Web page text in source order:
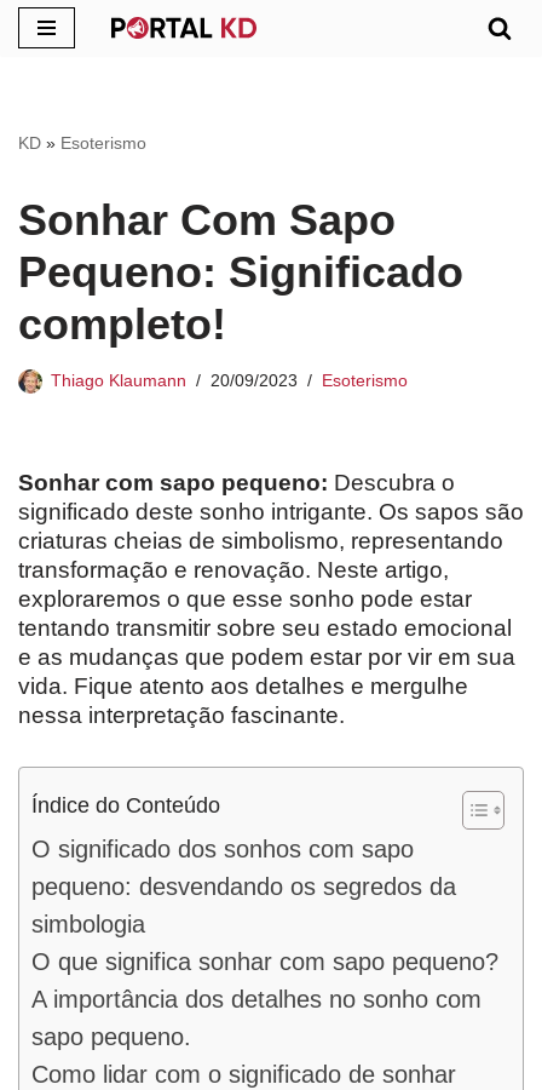
conteúdo
KD » Esoterismo
Sonhar Com Sapo
Pequeno: Significado
completo!
Thiago Klaumann 20/09/2023 Esoterismo
Sonhar com sapo pequeno: Descubra o
significado deste sonho intrigante. Os sapos são
criaturas cheias de simbolismo, representando
transformação e renovação. Neste artigo,
exploraremos o que esse sonho pode estar
tentando transmitir sobre seu estado emocional
e as mudanças que podem estar por vir em sua
vida. Fique atento aos detalhes e mergulhe
nessa interpretação fascinante.
Índice do Conteúdo
O significado dos sonhos com sapo
pequeno: desvendando os segredos da
simbologia
O que significa sonhar com sapo pequeno?
A importância dos detalhes no sonho com
sapo pequeno.
Como lidar com o significado de sonhar